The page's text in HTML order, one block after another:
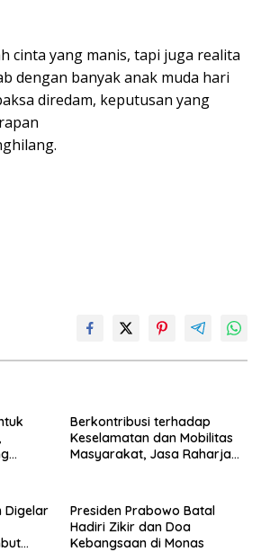
cinta yang manis, tapi juga realita
dengan banyak anak muda hari
diredam, keputusan yang
Berkontribusi terhadap
Keselamatan dan Mobilitas
Masyarakat, Jasa Raharja
Awards 2026
Digelar
Presiden Prabowo Batal
Hadiri Zikir dan Doa
Kebangsaan di Monas